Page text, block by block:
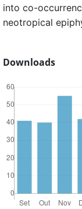
into co-
neotropical
Downloads